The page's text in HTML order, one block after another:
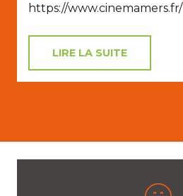
https://www.cinemamers.fr/
LIRE LA SUITE